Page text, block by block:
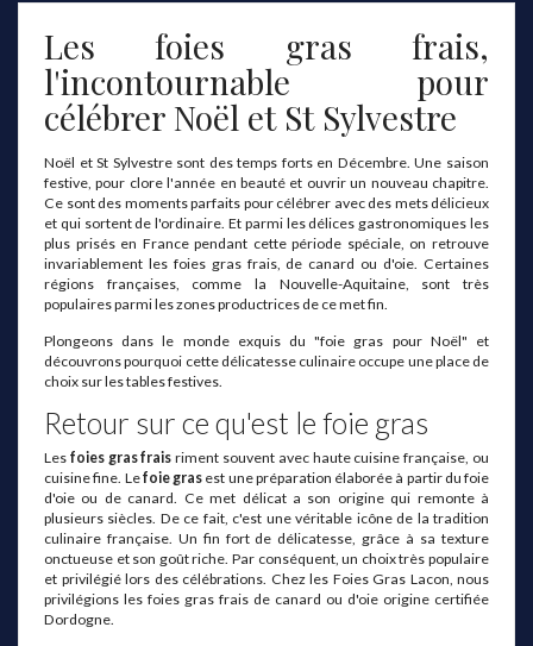
Les foies gras frais,
l'incontournable pour
célébrer Noël et St Sylvestre
Noël et St Sylvestre sont des temps forts en Décembre. Une saison
festive, pour clore l'année en beauté et ouvrir un nouveau chapitre.
Ce sont des moments parfaits pour célébrer avec des mets délicieux
et qui sortent de l'ordinaire. Et parmi les délices gastronomiques les
plus prisés en France pendant cette période spéciale, on retrouve
invariablement les foies gras frais, de canard ou d'oie. Certaines
régions françaises, comme la Nouvelle-Aquitaine, sont très
populaires parmi les zones productrices de ce met fin.
Plongeons dans le monde exquis du "foie gras pour Noël" et
découvrons pourquoi cette délicatesse culinaire occupe une place de
choix sur les tables festives.
Retour sur ce qu'est le foie gras
Les foies gras frais riment souvent avec haute cuisine française, ou
cuisine fine. Lefoie gras est une préparation élaborée à partir du foie
d'oie ou de canard. Ce met délicat a son origine qui remonte à
plusieurs siècles. De ce fait, c'est une véritable icône de la tradition
culinaire française. Un fin fort de délicatesse, grâce à sa texture
onctueuse et son goût riche. Par conséquent, un choix très populaire
et privilégié lors des célébrations. Chez les Foies Gras Lacon, nous
privilégions les foies gras frais de canard ou d'oie origine certifiée
Dordogne.